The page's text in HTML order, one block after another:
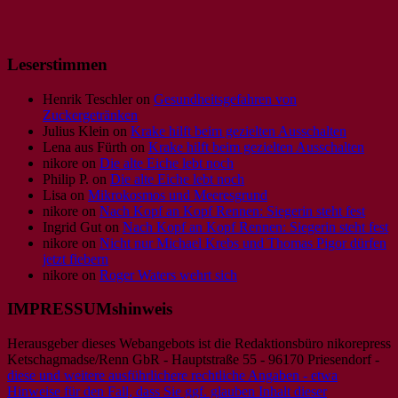
Leserstimmen
Henrik Teschler on Gesundheitsgefahren von
Zuckergetränken
Julius Klein on Krake hilft beim gezielten Ausschalten
Lena aus Fürth on Krake hilft beim gezielten Ausschalten
nikore on Die alte Eiche lebt noch
Philip P. on Die alte Eiche lebt noch
Lisa on Mikrokosmos und Meeresgrund
nikore on Nach Kopf an Kopf Rennen: Siegerin steht fest
Ingrid Gut on Nach Kopf an Kopf Rennen: Siegerin steht fest
nikore on Nicht nur Michael Krebs und Thomas Pigor dürfen
jetzt fiebern
nikore on Roger Waters wehrt sich
IMPRESSUMshinweis
Herausgeber dieses Webangebots ist die Redaktionsbüro nikorepress
Ketschagmadse/Renn GbR - Hauptstraße 55 - 96170 Priesendorf -
diese und weitere ausführlichere rechtliche Angaben - etwa
Hinweise für den Fall, dass Sie ggf. glauben Inhalt dieser